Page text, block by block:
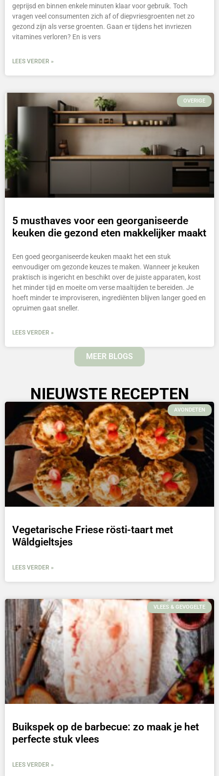
geprijsd en binnen enkele minuten klaar voor gebruik. Toch
vragen veel consumenten zich af of diepvriesgroenten net zo
gezond zijn als verse groenten. Gaan er tijdens het invriezen
vitamines verloren? En is vers
LEES VERDER »
OVERIGE
5 musthaves voor een georganiseerde
keuken die gezond eten makkelijker maakt
Een goed georganiseerde keuken maakt het een stuk
eenvoudiger om gezonde keuzes te maken. Wanneer je keuken
praktisch is ingericht en beschikt over de juiste apparaten, kost
het minder tijd en moeite om verse maaltijden te bereiden. Je
hoeft minder te improviseren, ingrediënten blijven langer goed en
opruimen gaat sneller.
LEES VERDER »
MEER BLOGS
NIEUWSTE RECEPTEN
AVONDETEN
Vegetarische Friese rösti-taart met
Wâldgieltsjes
LEES VERDER »
VLEES & GEVOGELTE
Buikspek op de barbecue: zo maak je het
perfecte stuk vlees
LEES VERDER »